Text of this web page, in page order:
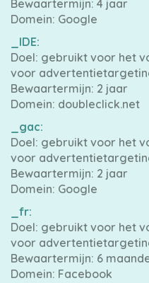
Bewaartermijn: 4 jaar
Domein: Google
_IDE:
Doel: gebruikt voor het
voor
Bewaartermijn: 2 jaar
Domein: doubleclick.net
_gac:
Doel: gebruikt voor het
voor
Bewaartermijn: 2 jaar
Domein: Google
_fr:
Doel: gebruikt voor het
voor
Bewaartermijn: 6
Domein: Facebook